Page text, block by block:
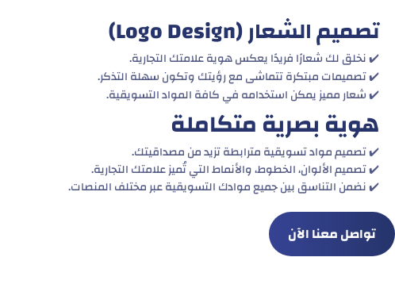
تصميم الشعار (Logo Design)
✔️ نخلق لك شعارًا فريدًا يعكس هوية علامتك التجارية.
✔️ تصميمات مبتكرة تتماشى مع رؤيتك وتكون سهلة التذكر.
✔️ شعار مميز يمكن استخدامه في كافة المواد التسويقية.
هوية بصرية متكاملة
✔️ تصميم مواد تسويقية مترابطة تزيد من مصداقيتك.
✔️ تصميم الألوان، الخطوط، والأنماط التي تُميز علامتك التجارية.
✔️ نضمن التناسق بين جميع موادك التسويقية عبر مختلف المنصات.
تواصل معنا الآن